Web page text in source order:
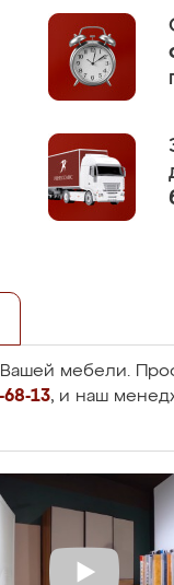
Вашей мебели.
13, и наш